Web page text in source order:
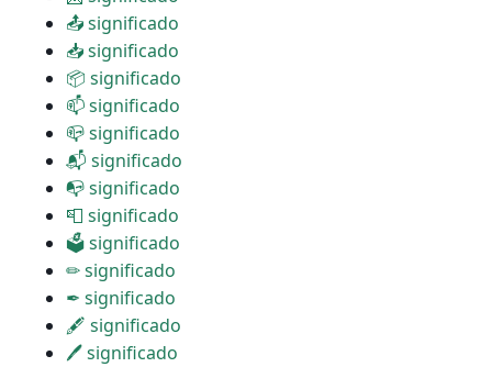
📤 significado
📥 significado
📦 significado
📫 significado
📪 significado
📬 significado
📭 significado
📮 significado
🗳 significado
✏ significado
✒ significado
🖋 significado
🖊 significado